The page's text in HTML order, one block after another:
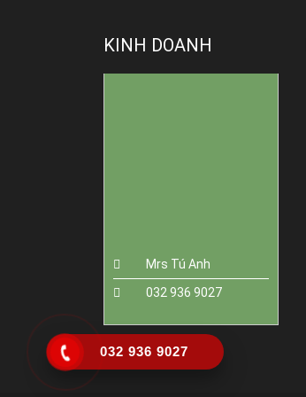
KINH DOANH
Mrs Tú Anh
032 936 9027
032 936 9027